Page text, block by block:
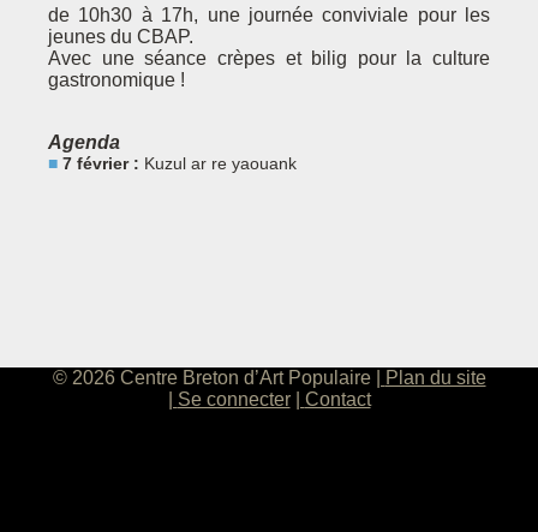
de 10h30 à 17h, une journée conviviale pour les
jeunes du CBAP.
Avec une séance crèpes et bilig pour la culture
gastronomique !
Agenda
7 février : Kuzul ar re yaouank
© 2026 Centre Breton d’Art Populaire
Plan du site
Se connecter
Contact